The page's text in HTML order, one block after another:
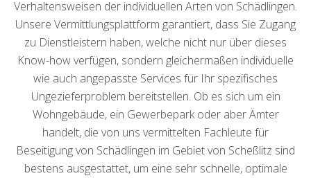
Verhaltensweisen der individuellen Arten von Schädlingen.
Unsere Vermittlungsplattform garantiert, dass Sie Zugang
zu Dienstleistern haben, welche nicht nur über dieses
Know-how verfügen, sondern gleichermaßen individuelle
wie auch angepasste Services für Ihr spezifisches
Ungezieferproblem bereitstellen. Ob es sich um ein
Wohngebäude, ein Gewerbepark oder aber Ämter
handelt, die von uns vermittelten Fachleute für
Beseitigung von Schädlingen im Gebiet von Scheßlitz sind
bestens ausgestattet, um eine sehr schnelle, optimale